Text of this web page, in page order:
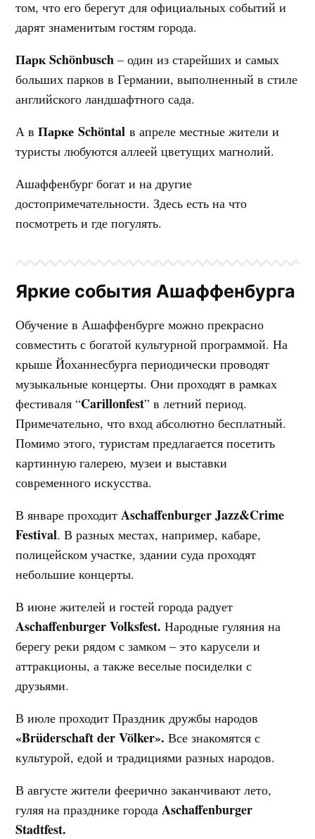
том, что его берегут для официальных событий и
дарят знаменитым гостям города.
Парк Schönbusch – один из старейших и самых
больших парков в Германии, выполненный в стиле
английского ландшафтного сада.
А вПарке Schöntal в апреле местные жители и
туристы любуются аллеей цветущих магнолий.
Ашаффенбург богат и на другие
достопримечательности. Здесь есть на что
посмотреть и где погулять.
Яркие события Ашаффенбурга
Обучение в Ашаффенбурге можно прекрасно
совместить с богатой культурной программой. На
крыше Йоханнесбурга периодически проводят
музыкальные концерты. Они проходят в рамках
фестиваля “Carillonfest” в летний период.
Примечательно, что вход абсолютно бесплатный.
Помимо этого, туристам предлагается посетить
картинную галерею, музеи и выставки
современного искусства.
В январе проходитAschaffenburger Jazz&Crime
Festival. В разных местах, например, кабаре,
полицейском участке, здании суда проходят
небольшие концерты.
В июне жителей и гостей города радует
Aschaffenburger Volksfest. Народные гуляния на
берегу реки рядом с замком – это карусели и
аттракционы, а также веселые посиделки с
друзьями.
В июле проходит Праздник дружбы народов
«Brüderschaft der Völker». Все знакомятся с
культурой, едой и традициями разных народов.
В августе жители феерично заканчивают лето,
гуляя на празднике городаAschaffenburger
Stadtfest.